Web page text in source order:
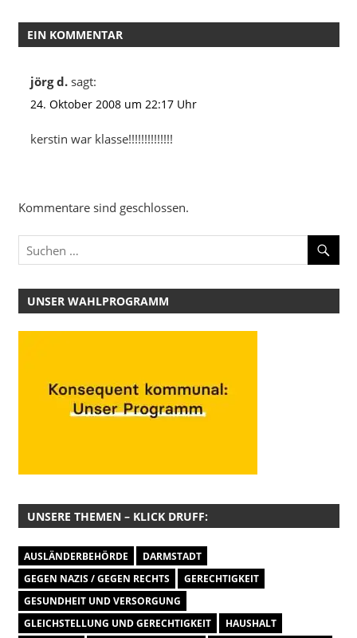
EIN KOMMENTAR
jörg d. sagt:
24. Oktober 2008 um 22:17 Uhr
kerstin war klasse!!!!!!!!!!!!!!
Kommentare sind geschlossen.
UNSER WAHLPROGRAMM
UNSERE THEMEN – KLICK DRUFF:
AUSLÄNDERBEHÖRDE
DARMSTADT
GEGEN NAZIS / GEGEN RECHTS
GERECHTIGKEIT
GESUNDHEIT UND VERSORGUNG
GLEICHSTELLUNG UND GERECHTIGKEIT
HAUSHALT